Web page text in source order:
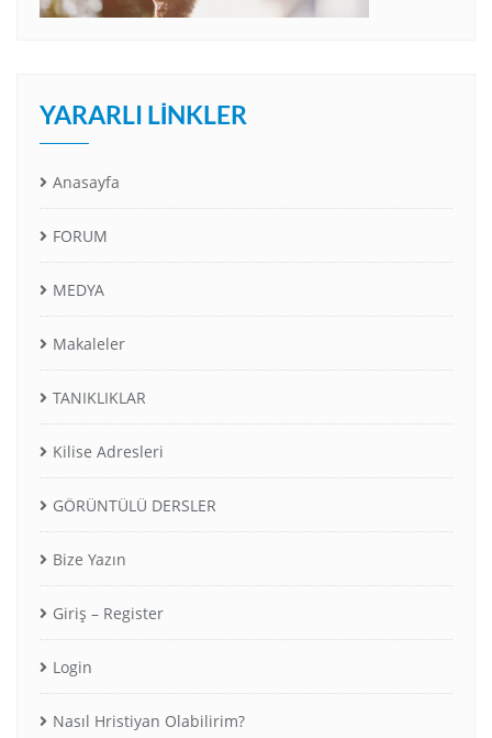
YARARLI LINKLER
Anasayfa
FORUM
MEDYA
Makaleler
TANIKLIKLAR
Kilise Adresleri
GÖRÜNTÜLÜ DERSLER
Bize Yazın
Giriş – Register
Login
Nasıl Hristiyan Olabilirim?